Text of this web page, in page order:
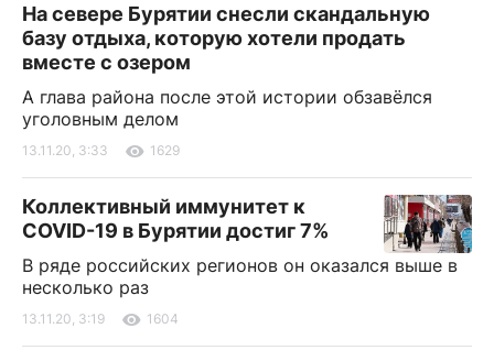
На севере Бурятии снесли скандальную
базу отдыха, которую хотели продать
вместе с озером
А глава района после этой истории обзавёлся
уголовным делом
13.11.20, 3:33 1629
Коллективный иммунитет к
COVID-19 в Бурятии достиг 7%
В ряде российских регионов он оказался выше в
несколько раз
13.11.20, 3:19 1604